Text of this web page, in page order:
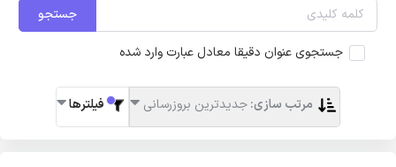
جستجو
جستجوی عنوان دقیقا معادل عبارت وارد شده
مرتب سازی:جدیدترین بروزرسانی فیلترها